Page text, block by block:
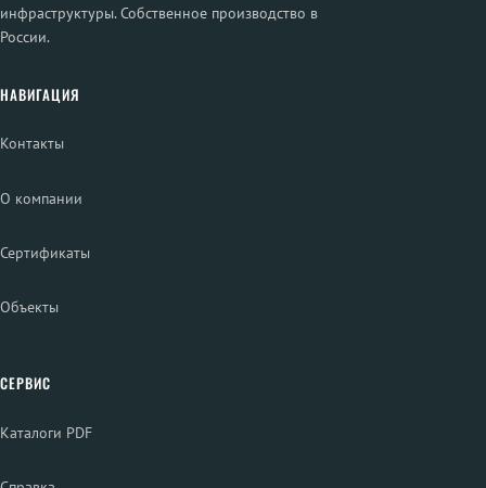
инфраструктуры. Собственное производство в
России.
НАВИГАЦИЯ
Контакты
О компании
Сертификаты
Объекты
СЕРВИС
Каталоги PDF